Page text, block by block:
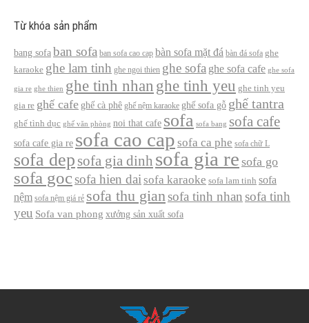
Từ khóa sản phẩm
bang sofaban sofa ban sofa cao cap bàn sofa mặt đá bàn đá sofa ghe
karaoke ghe lam tinh ghe ngoi thien ghe sofa ghe sofa cafe ghe sofa
gia re ghe thien ghe tinh nhan ghe tinh yeu ghe tinh yeu
gia re ghế cafe ghế cà phê ghế nệm karaoke ghế sofa gỗ ghế tantra
ghế tình dục ghế văn phòng noi that cafe sofa sofa bang sofa cafe
sofa cafe gia re sofa cao cap sofa ca phe sofa chữ L
sofa dep sofa gia dinh sofa gia re sofa go
sofa gocsofa hien dai sofa karaoke sofa lam tinh sofa
nệm sofa nệm giá rẻ sofa thu giansofa tinh nhan sofa tinh
yeu Sofa van phong xưởng sản xuất sofa